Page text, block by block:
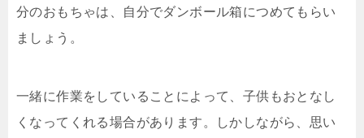
分のおもちゃは、自分でダンボール箱につめてもらい
ましょう。
一緒に作業をしていることによって、子供もおとなし
くなってくれる場合があります。しかしながら、思い